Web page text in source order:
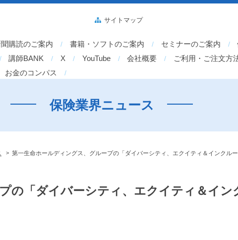
聞購読のご案内 書籍・ソフトのご案内 セミナーのご案内
講師BANK X YouTube 会社概要 ご利用・ご注文方
お金のコンパス
サイトマップ
保険業界ニュース
> 第一生命ホールディングス、グループの「ダイバーシティ、エクイティ＆インクル
の「ダイバーシティ、エクイティ＆イ